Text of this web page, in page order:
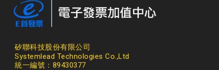
矽聯科技股份有限公司
Systemlead Technologies Co.,Ltd
統一編號：89430377